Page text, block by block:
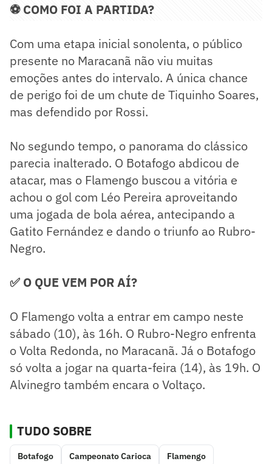
⚽ COMO FOI A PARTIDA?
Com uma etapa inicial sonolenta, o público
presente no Maracanã não viu muitas
emoções antes do intervalo. A única chance
de perigo foi de um chute de Tiquinho Soares,
mas defendido por Rossi.
No segundo tempo, o panorama do clássico
parecia inalterado. O Botafogo abdicou de
atacar, mas o Flamengo buscou a vitória e
achou o gol com Léo Pereira aproveitando
uma jogada de bola aérea, antecipando a
Gatito Fernández e dando o triunfo ao Rubro-
Negro.
✅ O QUE VEM POR AÍ?
O Flamengo volta a entrar em campo neste
sábado (10), às 16h. O Rubro-Negro enfrenta
o Volta Redonda, no Maracanã. Já o Botafogo
só volta a jogar na quarta-feira (14), às 19h. O
Alvinegro também encara o Voltaço.
TUDO SOBRE
Botafogo Campeonato Carioca Flamengo